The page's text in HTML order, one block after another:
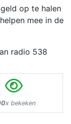
op te halen
mee in de
radio 538
x bekeken